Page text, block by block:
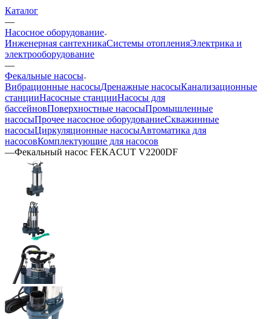
Каталог
—
Насосное оборудование
Инженерная сантехникаСистемы отопленияЭлектрика и
электрооборудование
—
Фекальные насосы
Вибрационные насосыДренажные насосыКанализационные
станцииНасосные станцииНасосы для
бассейновПоверхностные насосыПромышленные
насосыПрочее насосное оборудованиеСкважинные
насосыЦиркуляционные насосыАвтоматика для
насосовКомплектующие для насосов
—Фекальный насос FEKACUT V2200DF